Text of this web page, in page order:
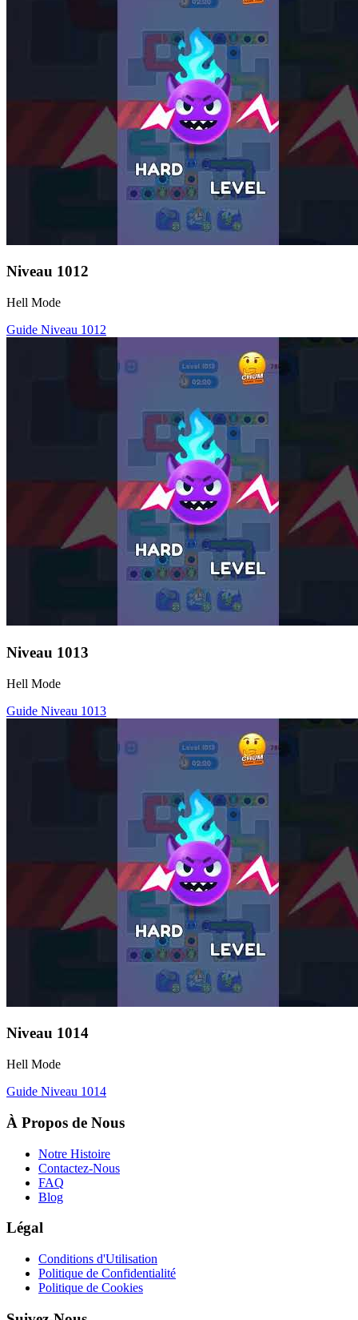
Niveau 1012
Hell Mode
Guide Niveau 1012
Niveau 1013
Hell Mode
Guide Niveau 1013
Niveau 1014
Hell Mode
Guide Niveau 1014
À Propos de Nous
Notre Histoire
Contactez-Nous
FAQ
Blog
Légal
Conditions d'Utilisation
Politique de Confidentialité
Politique de Cookies